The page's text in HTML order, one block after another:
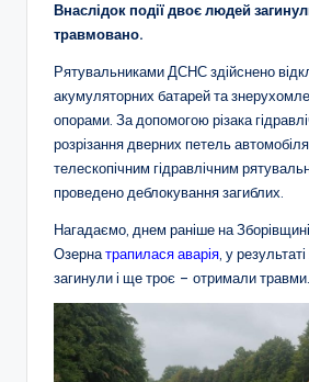
Внаслідок події двоє людей
травмовано.
Рятувальниками ДСНС здійснено
акумуляторних батарей та
опорами. За допомогою різака
розрізання дверних петель автомобіля
телескопічним гідравлічним
проведено деблокування загиблих.
Нагадаємо, днем раніше на
Озернатрапилася аварія, у
загинули і ще троє – отримали травми.